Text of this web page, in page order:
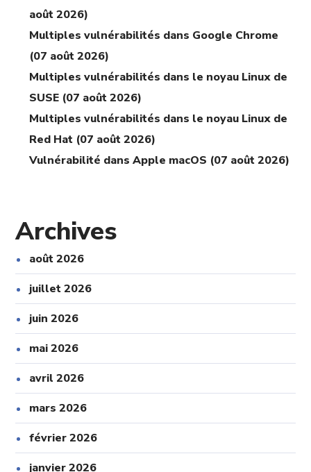
août 2026)
Multiples vulnérabilités dans Google Chrome
(07 août 2026)
Multiples vulnérabilités dans le noyau Linux de
SUSE (07 août 2026)
Multiples vulnérabilités dans le noyau Linux de
Red Hat (07 août 2026)
Vulnérabilité dans Apple macOS (07 août 2026)
Archives
août 2026
juillet 2026
juin 2026
mai 2026
avril 2026
mars 2026
février 2026
janvier 2026